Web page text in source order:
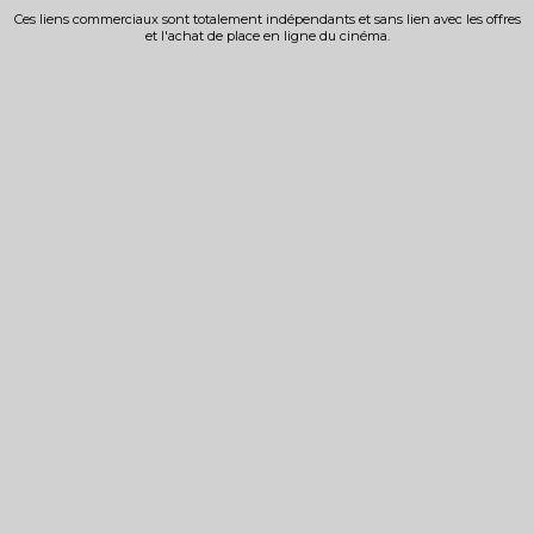
Ces liens commerciaux sont totalement indépendants et sans lien avec les offres
et l'achat de place en ligne du cinéma.